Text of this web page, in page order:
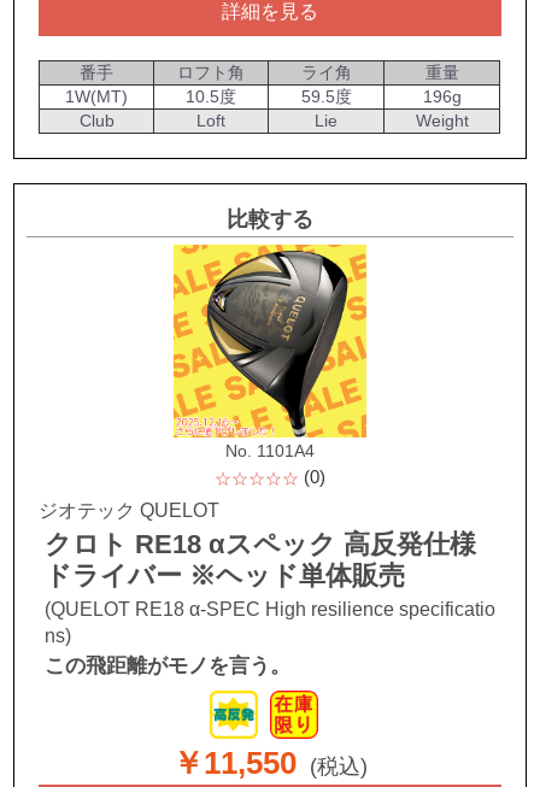
詳細を見る
番手 ロフト角 ライ角
重量
1W(MT)
10.5度 59.5度
196g
Club
Loft Lie Weight
比較する
No. 1101A4
☆☆☆☆☆ (0)
ジオテック QUELOT
クロト RE18 αスペック 高反発仕様
ドライバー ※ヘッド単体販売
(QUELOT RE18 α-SPEC High resilience specificatio
ns)
この飛距離がモノを言う。
￥11,550 (税込)